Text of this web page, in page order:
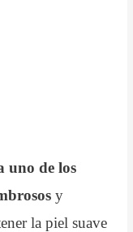
uno de los
y
la piel suave